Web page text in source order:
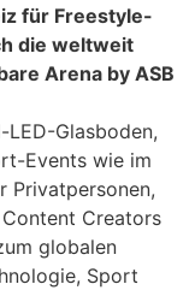
für Freestyle-
die weltweit
Arena by ASB
Glasboden,
Events wie im
Privatpersonen,
Creators
globalen
Sport